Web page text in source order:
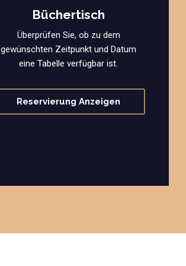
Büchertisch
Überprüfen Sie, ob zu dem
gewünschten Zeitpunkt und Datum
eine Tabelle verfügbar ist.
Reservierung Anzeigen